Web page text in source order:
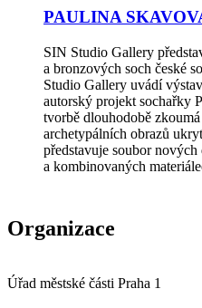
PAULINA
SIN Studio Gallery
a bronzových soch české
Studio Gallery uvádí
autorský projekt sochařky
tvorbě dlouhodobě
archetypálních obrazů
představuje soubor
a kombinovaných
Organizace
Úřad městské části Praha 1